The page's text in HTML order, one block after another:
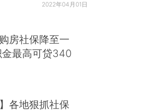
2022年04月01日
房社保降至一
最高可贷340
各地狠抓社保